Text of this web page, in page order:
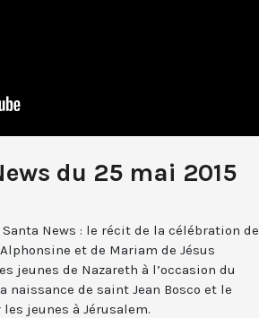
du 25 mai 2015
News : le récit de la célébration de
et de Mariam de Jésus
jeunes de Nazareth à l’occasion du
naissance de saint Jean Bosco et le
jeunes à Jérusalem.